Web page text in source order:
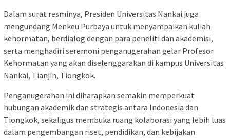
Dalam surat resminya, Presiden Universitas Nankai juga
mengundang Menkeu Purbaya untuk menyampaikan kuliah
kehormatan, berdialog dengan para peneliti dan akademisi,
serta menghadiri seremoni penganugerahan gelar Profesor
Kehormatan yang akan diselenggarakan di kampus Universitas
Nankai, Tianjin, Tiongkok.
Penganugerahan ini diharapkan semakin memperkuat
hubungan akademik dan strategis antara Indonesia dan
Tiongkok, sekaligus membuka ruang kolaborasi yang lebih luas
dalam pengembangan riset, pendidikan, dan kebijakan